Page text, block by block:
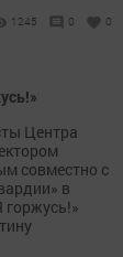
1245 0 0
Центра
совместно с
в